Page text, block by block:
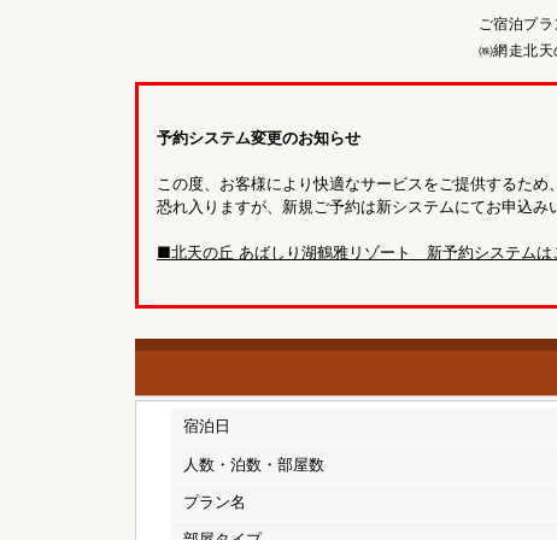
ご宿泊プ
㈱網走北天
予約システム変更のお知らせ
この度、お客様により快適なサービスをご提供するた
恐れ入りますが、新規ご予約は新システムにてお申込み
■北天の丘 あばしり湖鶴雅リゾート 新予約システム
宿泊日
人数・泊数・部屋数
プラン名